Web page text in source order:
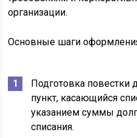
организации.
Основные шаги
Подготовка повестки
пункт, касающийся
указанием суммы
списания.